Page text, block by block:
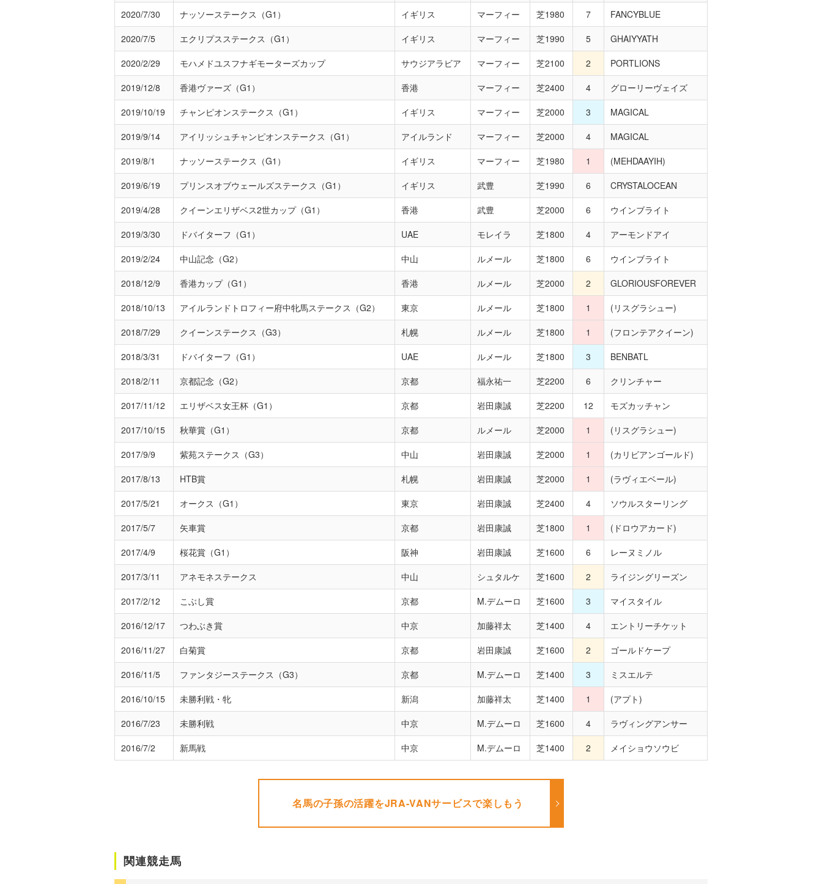
2020/7/30
ナッソーステークス（G1） イギリス マーフィー 芝1980 7
FANCYBLUE
2020/7/5
エクリプスステークス（G1） イギリス マーフィー 芝1990 5
GHAIYYATH
2020/2/29
モハメドユスフナギモーターズカップ サウジアラビア マーフィー 芝2100 2
PORTLIONS
2019/12/8
香港ヴァーズ（G1） 香港 マーフィー 芝2400 4
グローリーヴェイズ
2019/10/19
チャンピオンステークス（G1） イギリス マーフィー 芝2000 3
MAGICAL
2019/9/14
アイリッシュチャンピオンステークス（G1） アイルランド マーフィー 芝2000 4
MAGICAL
2019/8/1
ナッソーステークス（G1） イギリス マーフィー 芝1980 1
(MEHDAAYIH)
2019/6/19
プリンスオブウェールズステークス（G1） イギリス 武豊 芝1990 6
CRYSTALOCEAN
2019/4/28
クイーンエリザベス2世カップ（G1） 香港 武豊 芝2000 6
ウインブライト
2019/3/30
ドバイターフ（G1） UAE モレイラ 芝1800 4
アーモンドアイ
2019/2/24
中山記念（G2） 中山 ルメール 芝1800 6
ウインブライト
2018/12/9
香港カップ（G1） 香港 ルメール 芝2000 2
GLORIOUSFOREVER
2018/10/13
アイルランドトロフィー府中牝馬ステークス（G2） 東京 ルメール 芝1800 1
(リスグラシュー)
2018/7/29
クイーンステークス（G3） 札幌 ルメール 芝1800 1
(フロンテアクイーン)
2018/3/31
ドバイターフ（G1） UAE ルメール 芝1800 3
BENBATL
2018/2/11
京都記念（G2） 京都 福永祐一 芝2200 6
クリンチャー
2017/11/12
エリザベス女王杯（G1） 京都 岩田康誠 芝2200 12
モズカッチャン
2017/10/15
秋華賞（G1） 京都 ルメール 芝2000 1
(リスグラシュー)
2017/9/9
紫苑ステークス（G3） 中山 岩田康誠 芝2000 1
(カリビアンゴールド)
2017/8/13
HTB賞 札幌 岩田康誠 芝2000 1
(ラヴィエベール)
2017/5/21
オークス（G1） 東京 岩田康誠 芝2400 4
ソウルスターリング
2017/5/7
矢車賞 京都 岩田康誠 芝1800 1
(ドロウアカード)
2017/4/9
桜花賞（G1） 阪神 岩田康誠 芝1600 6
レーヌミノル
2017/3/11
アネモネステークス 中山 シュタルケ 芝1600 2
ライジングリーズン
2017/2/12
こぶし賞 京都 M.デムーロ 芝1600 3
マイスタイル
2016/12/17
つわぶき賞 中京 加藤祥太 芝1400 4
エントリーチケット
2016/11/27
白菊賞 京都 岩田康誠 芝1600 2
ゴールドケープ
2016/11/5
ファンタジーステークス（G3） 京都 M.デムーロ 芝1400 3
ミスエルテ
2016/10/15
未勝利戦・牝 新潟 加藤祥太 芝1400 1
(アプト)
2016/7/23
未勝利戦 中京 M.デムーロ 芝1600 4
ラヴィングアンサー
2016/7/2
新馬戦 中京 M.デムーロ 芝1400 2 メイショウソウビ
名馬の子孫の活躍をJRA-VANサービスで楽しもう
関連競走馬